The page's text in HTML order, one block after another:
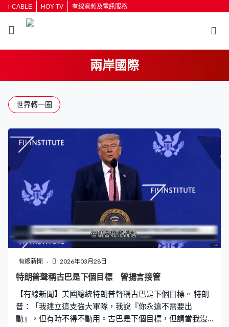
i-CABLE HOY TV 有線寬頻及電訊服務
兩岸國際
世界轉一圈
有線新聞 2026年03月28日
特朗普聲稱古巴是下個目標 曾揚言接管
【有線新聞】美國總統特朗普聲稱古巴是下個目標。 特朗
普：「我建立這支強大軍隊，我說『你永遠不需要出
動』，但有時不得不動用。古巴是下個目標，但請當我沒